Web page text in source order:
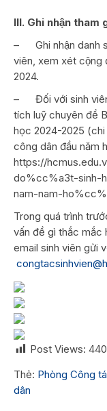
III. Ghi nhận tham
– Ghi nhận danh
viên, xem xét cộng
2024.
– Đối với sinh viên
tích luỹ chuyên đề
học 2024-2025
công dân đầu năm
https://
do%cc%a3t-sinh-
nam-nam-
Trong quá trình
vấn đề gì thắc mắc
email sinh viên gửi
Post Views: 440
Thẻ: Phòng Công
dân